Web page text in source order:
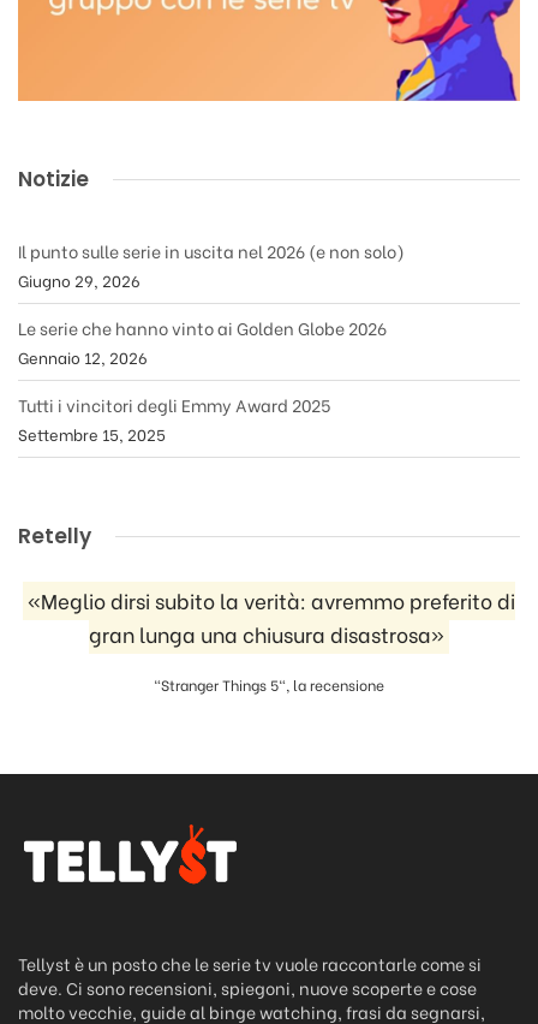
Notizie
Il punto sulle serie in uscita nel 2026 (e non solo)
Giugno 29, 2026
Le serie che hanno vinto ai Golden Globe 2026
Gennaio 12, 2026
Tutti i vincitori degli Emmy Award 2025
Settembre 15, 2025
Retelly
«Meglio dirsi subito la verità: avremmo preferito di
gran lunga una chiusura disastrosa»
"Stranger Things 5", la recensione
Tellyst è un posto che le serie tv vuole raccontarle come si
deve. Ci sono recensioni, spiegoni, nuove scoperte e cose
molto vecchie, guide al binge watching, frasi da segnarsi,